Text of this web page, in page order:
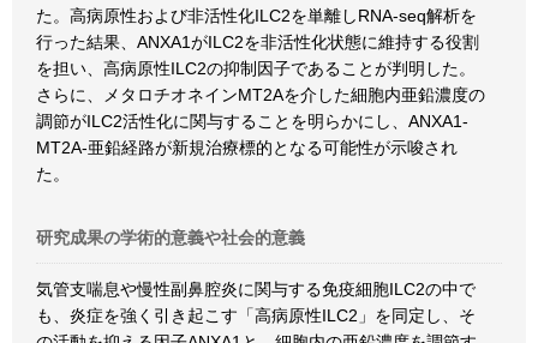
た。高病原性および非活性化ILC2を単離しRNA-seq解析を
行った結果、ANXA1がILC2を非活性化状態に維持する役割
を担い、高病原性ILC2の抑制因子であることが判明した。
さらに、メタロチオネインMT2Aを介した細胞内亜鉛濃度の
調節がILC2活性化に関与することを明らかにし、ANXA1-
MT2A-亜鉛経路が新規治療標的となる可能性が示唆され
た。
研究成果の学術的意義や社会的意義
気管支喘息や慢性副鼻腔炎に関与する免疫細胞ILC2の中で
も、炎症を強く引き起こす「高病原性ILC2」を同定し、そ